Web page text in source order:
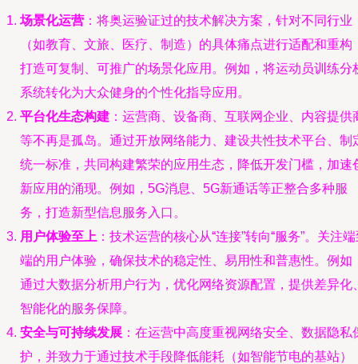
场景化运营 ：将奥运验证过的技术解决方案，针对不同行业
（如教育、文旅、医疗、制造）的具体痛点进行适配和重构
打造可复制、可推广的场景化应用。例如，将运动员训练分
系统转化为大众健身的个性化指导应用。
平台化生态构建 ：运营商、设备商、互联网企业、内容提供
等不再是孤岛。通过开放网络能力、建设共性技术平台、制
统一标准，共同构建繁荣的应用生态，降低开发门槛，加速
新应用的涌现。例如，5G消息、5G新通话等正整合多种服
务，打造新型信息服务入口。
用户体验至上 ：技术运营的核心从“连接”转向“服务”。关注
端的用户体验，确保技术的稳定性、易用性和普惠性。例如
通过大数据分析用户行为，优化网络资源配置，提供差异化
智能化的服务保障。
安全与可持续发展 ：在运营中高度重视网络安全、数据隐私
护，并致力于通过技术手段降低能耗（如智能节电的基站）